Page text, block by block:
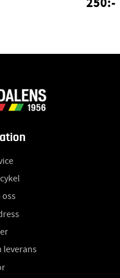
oss
leverans